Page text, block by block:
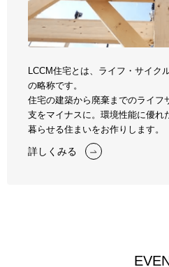
LCCM住宅とは、ライフ・サイク
の略称です。
住宅の建築から廃棄までのライフ
支をマイナスに。 環境性能に優れ
暮らせる住まいをお作りします。
詳しくみる
EVE